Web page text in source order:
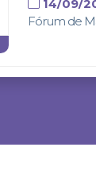
14/09/
Fórum de